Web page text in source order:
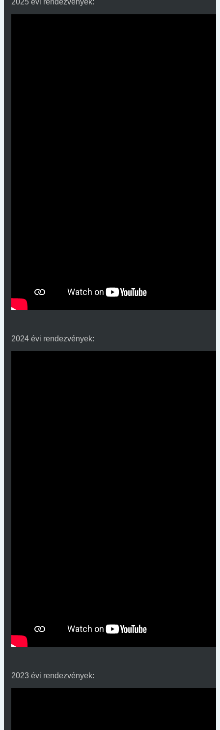
2025 évi rendezvények:
2024 évi rendezvények:
2023 évi rendezvények: